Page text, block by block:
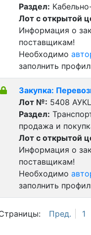
Пред. 1
Раздел:
Лот с открытой
Информация о
поставщикам!
Необходимо
заполнить
Закупка:
Лот №: 5408
Раздел:
продажа и
Лот с открытой
Информация о
поставщикам!
Необходимо
заполнить